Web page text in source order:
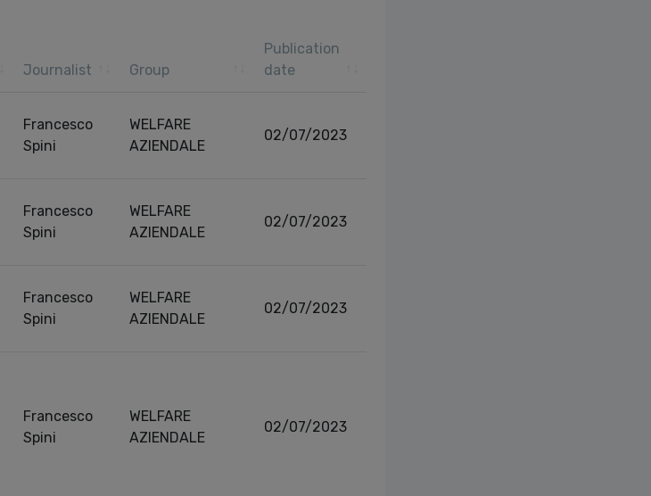
Journalist Group
Publication
date
Francesco
Spini
WELFARE
AZIENDALE
02/07/2023
Francesco
Spini
WELFARE
AZIENDALE
02/07/2023
Francesco
Spini
WELFARE
AZIENDALE
02/07/2023
Francesco
Spini
WELFARE
AZIENDALE
02/07/2023